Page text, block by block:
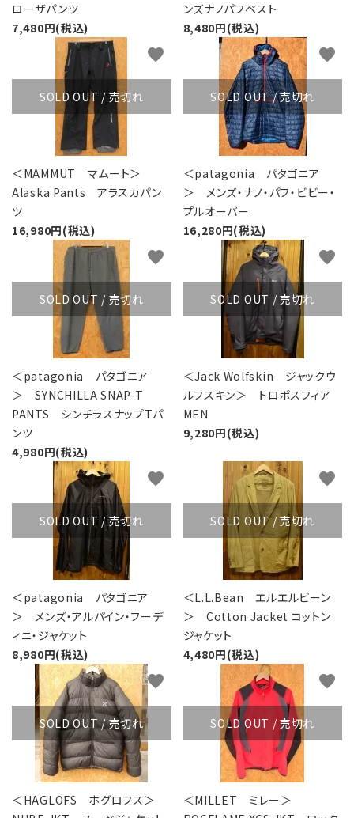
ローザパンツ
7,480円(税込)
ンズナノパフベスト
8,480円(税込)
SOLD OUT / 売切れ
＜MAMMUT マムート＞
Alaska Pants アラスカパン
ツ
16,980円(税込)
favorite
SOLD OUT / 売切れ
＜patagonia パタゴニア
＞ メンズ・ナノ・パフ・ビビー・
プルオーバー
16,280円(税込)
favorite
SOLD OUT / 売切れ
＜patagonia パタゴニア
＞ SYNCHILLA SNAP-T
PANTS シンチラスナップTパ
ンツ
4,980円(税込)
favorite
SOLD OUT / 売切れ
＜Jack Wolfskin ジャックウ
ルフスキン＞ トロポスフィア
MEN
9,280円(税込)
favorite
SOLD OUT / 売切れ
＜patagonia パタゴニア
＞ メンズ・アルパイン・フーデ
ィニ・ジャケット
8,980円(税込)
favorite
SOLD OUT / 売切れ
＜L.L.Bean エルエルビーン
＞ Cotton Jacket コットン
ジャケット
4,480円(税込)
favorite
SOLD OUT / 売切れ
＜HAGLOFS ホグロフス＞
favorite
SOLD OUT / 売切れ
＜MILLET ミレー＞
favorite